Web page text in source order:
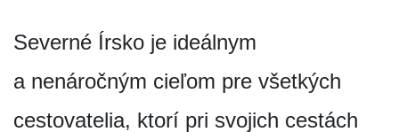
Severné Írsko je ideálnym
a nenáročným cieľom pre všetkých
cestovatelia, ktorí pri svojich cestách